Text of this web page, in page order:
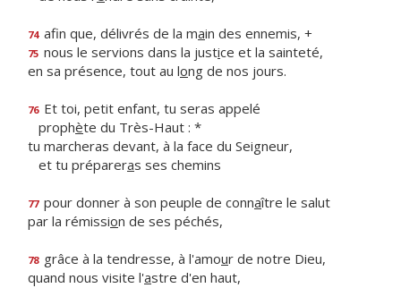
74 afin que, délivrés de la main des ennemis, +
75 nous le servions dans la justice et la sainteté,
en sa présence, tout au long de nos jours.
76 Et toi, petit enfant, tu seras appelé
prophète du Très-Haut : *
tu marcheras devant, à la face du Seigneur,
et tu prépareras ses chemins
77 pour donner à son peuple de connaître le salut
par la rémission de ses péchés,
78 grâce à la tendresse, à l'amour de notre Dieu,
quand nous visite l'astre d'en haut,